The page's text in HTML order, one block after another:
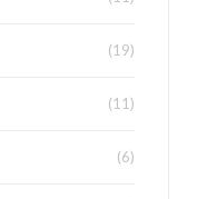
(19)
(11)
(6)